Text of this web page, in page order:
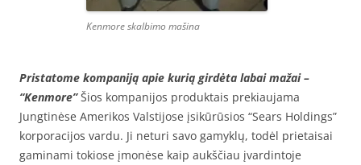
Kenmore skalbimo mašina
Pristatome kompaniją apie kurią girdėta labai mažai –
“Kenmore”Šios kompanijos produktais prekiaujama
Jungtinėse Amerikos Valstijose įsikūrūsios “Sears Holdings”
korporacijos vardu. Ji neturi savo gamyklų, todėl prietaisai
gaminami tokiose įmonėse kaip aukščiau įvardintoje